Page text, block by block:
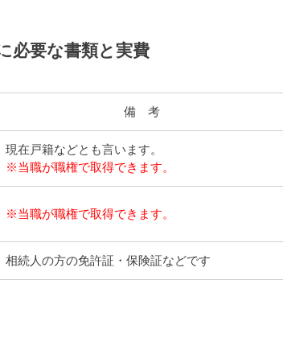
必要な書類と実費
備 考
現在戸籍などとも言います。
※当職が職権で取得できます。
※当職が職権で取得できます。
相続人の方の免許証・保険証などです